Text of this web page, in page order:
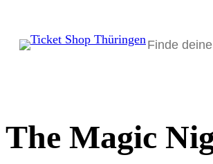
The Magic